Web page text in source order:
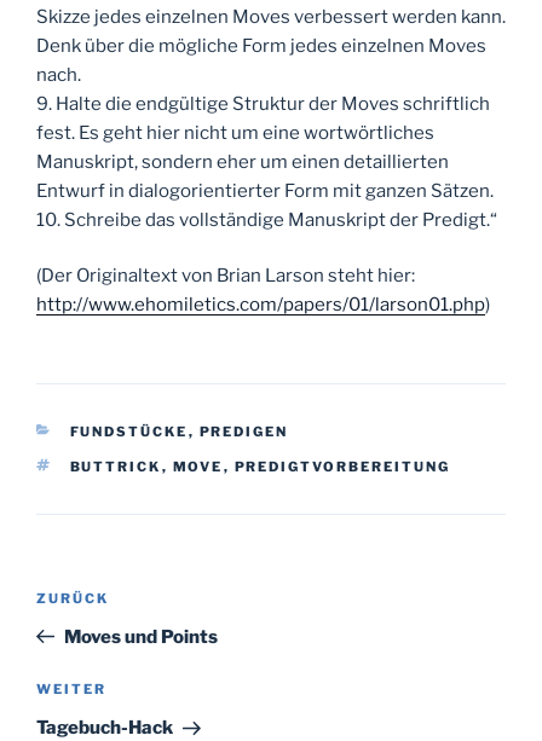
Skizze jedes einzelnen Moves verbessert werden kann.
Denk über die mögliche Form jedes einzelnen Moves
nach.
9. Halte die endgültige Struktur der Moves schriftlich
fest. Es geht hier nicht um eine wortwörtliches
Manuskript, sondern eher um einen detaillierten
Entwurf in dialogorientierter Form mit ganzen Sätzen.
10. Schreibe das vollständige Manuskript der Predigt.“
(Der Originaltext von Brian Larson steht hier:
http://www.ehomiletics.com/papers/01/larson01.php)
KATEGORIEN
FUNDSTÜCKE , PREDIGEN
SCHLAGWÖRTER
BUTTRICK , MOVE , PREDIGTVORBEREITUNG
Beitragsnavigation
Vorheriger
Beitrag
ZURÜCK
Moves und Points
Nächster
Beitrag
WEITER
Tagebuch-Hack